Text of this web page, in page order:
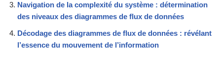
Navigation de la complexité du système : détermination
des niveaux des diagrammes de flux de données
Décodage des diagrammes de flux de données : révélant
l’essence du mouvement de l’information